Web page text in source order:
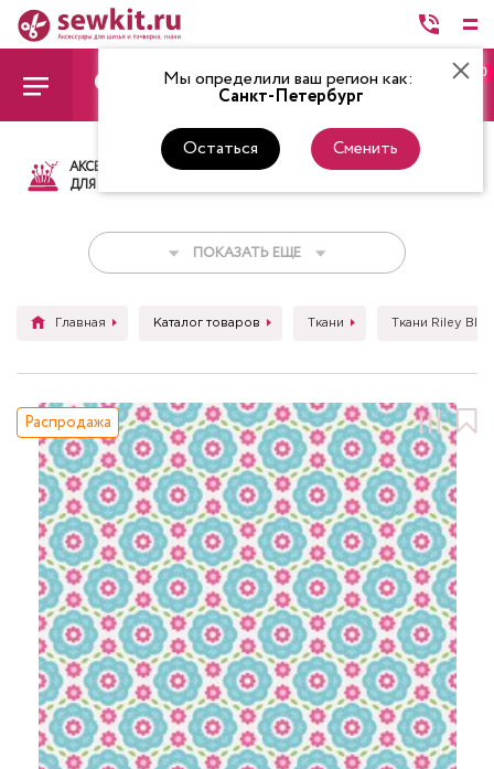
Мы определили ваш регион как:
Санкт-Петербург
Остаться Сменить
0
АКСЕССУАРЫ
ДЛЯ ШИТЬЯ
ТКАНИ НИТКИ
ПОКАЗАТЬ ЕЩЕ
Главная Каталог товаров Ткани Ткани Riley
Распродажа